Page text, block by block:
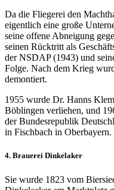
Da die Fliegerei den
eigentlich eine große
seine offene Abneigung
seinen Rücktritt als
der NSDAP (1943) und
Folge. Nach dem Krieg
demontiert.
1955 wurde Dr. Hanns
Böblingen verliehen, und
der Bundesrepublik
in Fischbach in Oberbayern.
4. Brauerei Dinkelaker
Sie wurde 1823 vom